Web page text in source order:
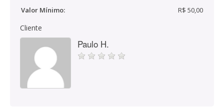
Valor Mínimo:
R$ 50,00
Cliente
Paulo H.